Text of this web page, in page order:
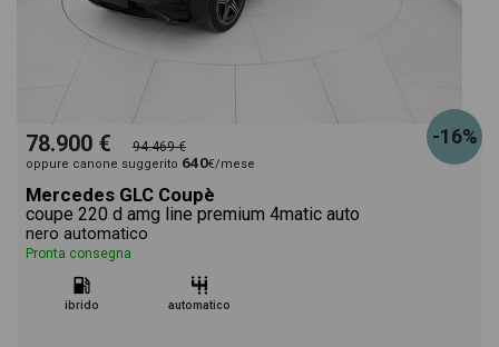
-16%
78.900 € 94.469 €
oppure canone suggerito 640€/mese
Mercedes GLC Coupè
coupe 220 d amg line premium 4matic auto
nero automatico
Pronta consegna
ibrido automatico